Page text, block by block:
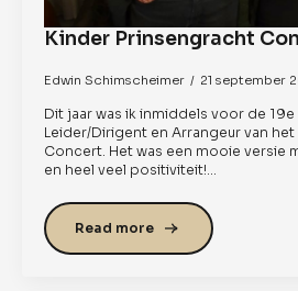
Kinder Prinsengracht
Edwin Schimscheimer 21 september
Dit jaar was ik inmiddels voor de 19e
Leider/Dirigent en Arrangeur van
Concert. Het was een mooie versie
en heel veel positiviteit!…
Read more